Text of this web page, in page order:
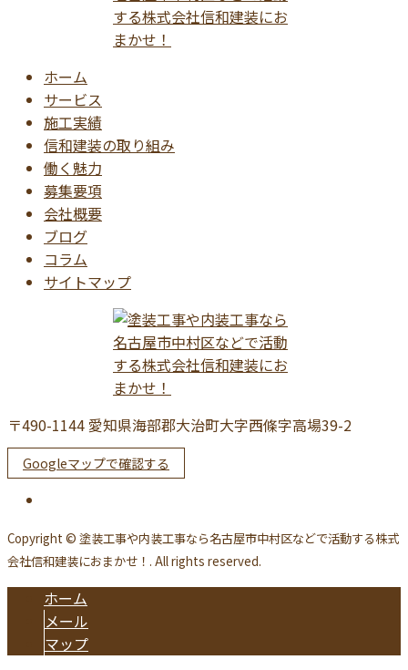
ホーム
サービス
施工実績
信和建装の取り組み
働く魅力
募集要項
会社概要
ブログ
コラム
サイトマップ
〒490-1144 愛知県海部郡大治町大字西條字高場39-2
Googleマップで確認する
Copyright © 塗装工事や内装工事なら名古屋市中村区などで活動する株式
会社信和建装におまかせ！. All rights reserved.
ホーム
メール
マップ